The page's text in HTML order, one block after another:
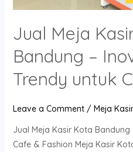
Jual Meja
Bandung –
Trendy untuk
Leave a Comment / Meja
Jual Meja Kasir Kota
Cafe & Fashion Meja Kasir